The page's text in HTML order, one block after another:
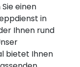
einen
in
Ihnen rund
bietet Ihnen